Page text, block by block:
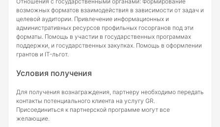
возможных форматов взаимодействия в зависимости от задач и
целевой аудитории. Привлечение информационных и
административных ресурсов профильных госорганов под эти
форматы. Помощь в участии в государственных программах
поддержки, и государственных закупках. Помощь в оформлении
грантов и IT-льгот.
Условия получения
Для получения вознаграждения, партнеру необходимо передать
контакты потенциального клиента на услугу GR.
Присоединиться к партнерской программе могут все
желающие.